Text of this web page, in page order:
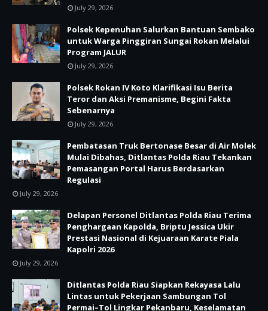
July 29, 2026
Polsek Kepenuhan Salurkan Bantuan Sembako
untuk Warga Pinggiran Sungai Rokan Melalui
Program JALUR
July 29, 2026
Polsek Rokan IV Koto Klarifikasi Isu Berita
Teror dan Aksi Premanisme, Begini Fakta
Sebenarnya
July 29, 2026
Pembatasan Truk Bertonase Besar di Air Molek
Mulai Dibahas, Ditlantas Polda Riau Tekankan
Pemasangan Portal Harus Berdasarkan
Regulasi
July 29, 2026
Delapan Personel Ditlantas Polda Riau Terima
Penghargaan Kapolda, Briptu Jessica Ukir
Prestasi Nasional di Kejuaraan Karate Piala
Kapolri 2026
July 29, 2026
Ditlantas Polda Riau Siapkan Rekayasa Lalu
Lintas untuk Pekerjaan Sambungan Tol
Permai–Tol Lingkar Pekanbaru, Keselamatan